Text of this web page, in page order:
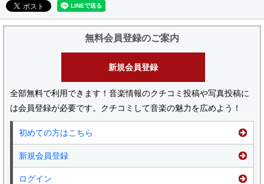
無料会員登録のご案内
新規会員登録
全部無料で利用できます！音楽情報のクチコミ投稿や写真投稿に
は会員登録が必要です。クチコミして音楽の魅力を広めよう！
初めての方はこちら
新規会員登録
ログイン